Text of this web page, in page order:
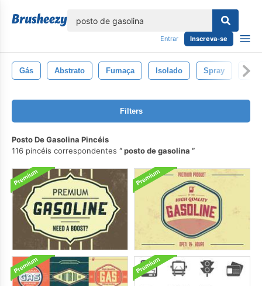
Entrar Inscreva-se
Gás Abstrato Fumaça Isolado Spray
Filters
Posto De Gasolina Pincéis
116 pincéis correspondentes
posto de gasolina